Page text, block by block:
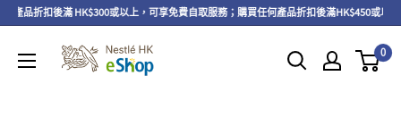
產品折扣後滿 HK$300或以上，可享免費自取服務；購買任何產品折扣後滿HK$450或以上
0